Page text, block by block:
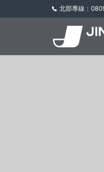
北部專線：